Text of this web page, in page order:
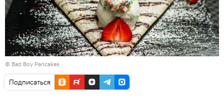
© Bad Boy Pancakes
Подписаться